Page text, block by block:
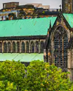
dolje, kao i